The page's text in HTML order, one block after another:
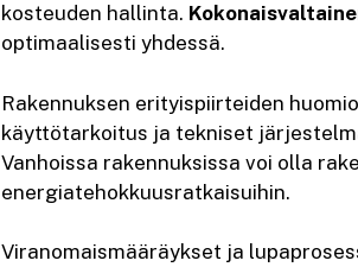
kosteuden hallinta.
optimaalisesti yhdessä.
Rakennuksen erityispiirteiden
käyttötarkoitus ja tekniset
Vanhoissa rakennuksissa voi olla
energiatehokkuusratkaisuihin.
Viranomaismääräykset ja